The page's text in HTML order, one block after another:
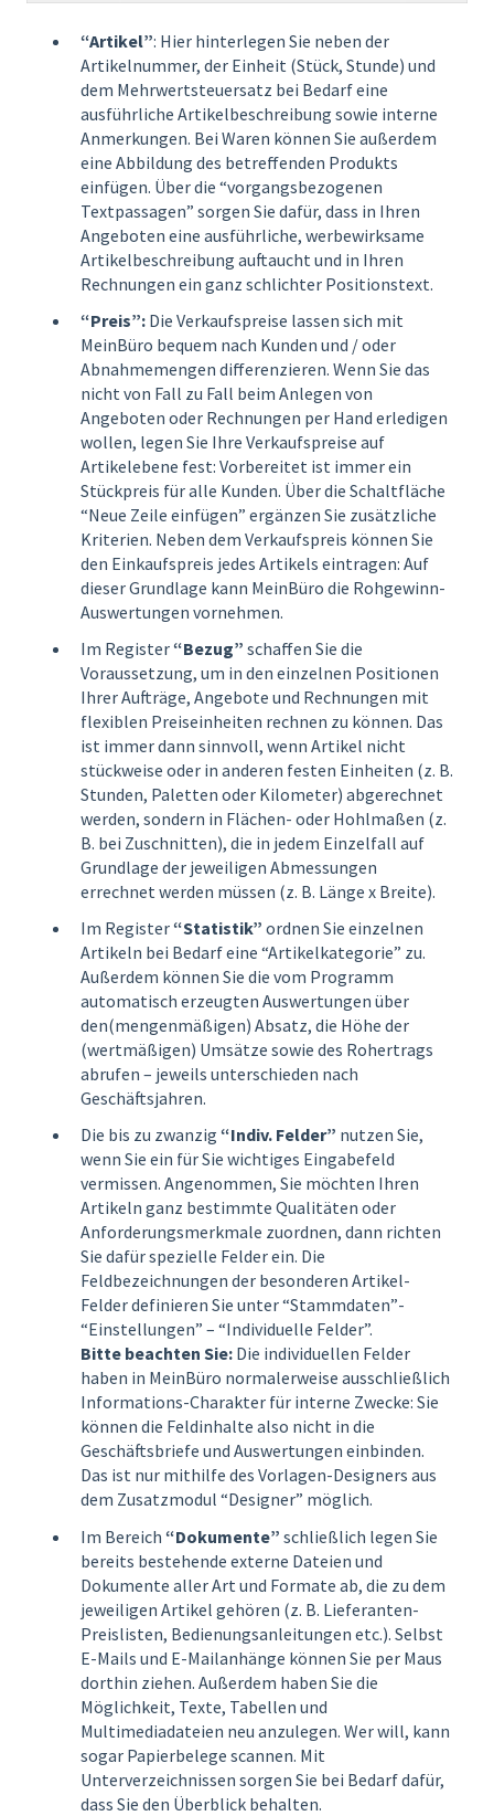
“Artikel”: Hier hinterlegen Sie neben der
Artikelnummer, der Einheit (Stück, Stunde) und
dem Mehrwertsteuersatz bei Bedarf eine
ausführliche Artikelbeschreibung sowie interne
Anmerkungen. Bei Waren können Sie außerdem
eine Abbildung des betreffenden Produkts
einfügen. Über die “vorgangsbezogenen
Textpassagen” sorgen Sie dafür, dass in Ihren
Angeboten eine ausführliche, werbewirksame
Artikelbeschreibung auftaucht und in Ihren
Rechnungen ein ganz schlichter Positionstext.
“Preis”: Die Verkaufspreise lassen sich mit
MeinBüro bequem nach Kunden und / oder
Abnahmemengen differenzieren. Wenn Sie das
nicht von Fall zu Fall beim Anlegen von
Angeboten oder Rechnungen per Hand erledigen
wollen, legen Sie Ihre Verkaufspreise auf
Artikelebene fest: Vorbereitet ist immer ein
Stückpreis für alle Kunden. Über die Schaltfläche
“Neue Zeile einfügen” ergänzen Sie zusätzliche
Kriterien. Neben dem Verkaufspreis können Sie
den Einkaufspreis jedes Artikels eintragen: Auf
dieser Grundlage kann MeinBüro die Rohgewinn-
Auswertungen vornehmen.
Im Register “Bezug” schaffen Sie die
Voraussetzung, um in den einzelnen Positionen
Ihrer Aufträge, Angebote und Rechnungen mit
flexiblen Preiseinheiten rechnen zu können. Das
ist immer dann sinnvoll, wenn Artikel nicht
stückweise oder in anderen festen Einheiten (z. B.
Stunden, Paletten oder Kilometer) abgerechnet
werden, sondern in Flächen- oder Hohlmaßen (z.
B. bei Zuschnitten), die in jedem Einzelfall auf
Grundlage der jeweiligen Abmessungen
errechnet werden müssen (z. B. Länge x Breite).
Im Register “Statistik” ordnen Sie einzelnen
Artikeln bei Bedarf eine “Artikelkategorie” zu.
Außerdem können Sie die vom Programm
automatisch erzeugten Auswertungen über
den(mengenmäßigen) Absatz, die Höhe der
(wertmäßigen) Umsätze sowie des Rohertrags
abrufen – jeweils unterschieden nach
Geschäftsjahren.
Die bis zu zwanzig “Indiv. Felder” nutzen Sie,
wenn Sie ein für Sie wichtiges Eingabefeld
vermissen. Angenommen, Sie möchten Ihren
Artikeln ganz bestimmte Qualitäten oder
Anforderungsmerkmale zuordnen, dann richten
Sie dafür spezielle Felder ein. Die
Feldbezeichnungen der besonderen Artikel-
Felder definieren Sie unter “Stammdaten”-
“Einstellungen” – “Individuelle Felder”.
Bitte beachten Sie: Die individuellen Felder
haben in MeinBüro normalerweise ausschließlich
Informations-Charakter für interne Zwecke: Sie
können die Feldinhalte also nicht in die
Geschäftsbriefe und Auswertungen einbinden.
Das ist nur mithilfe des Vorlagen-Designers aus
dem Zusatzmodul “Designer” möglich.
Im Bereich “Dokumente” schließlich legen Sie
bereits bestehende externe Dateien und
Dokumente aller Art und Formate ab, die zu dem
jeweiligen Artikel gehören (z. B. Lieferanten-
Preislisten, Bedienungsanleitungen etc.). Selbst
E-Mails und E-Mailanhänge können Sie per Maus
dorthin ziehen. Außerdem haben Sie die
Möglichkeit, Texte, Tabellen und
Multimediadateien neu anzulegen. Wer will, kann
sogar Papierbelege scannen. Mit
Unterverzeichnissen sorgen Sie bei Bedarf dafür,
dass Sie den Überblick behalten.